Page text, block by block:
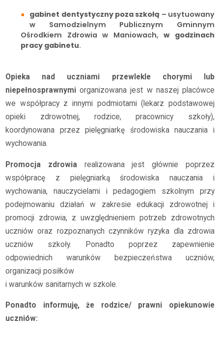
gabinet dentystyczny poza szkołą – usytuowany
w Samodzielnym Publicznym Gminnym
Ośrodkiem Zdrowia w Maniowach,w godzinach
pracy gabinetu.
Opieka nad uczniami przewlekle chorymi lub
niepełnosprawnymi organizowana jest w naszej placówce
we współpracy z innymi podmiotami (lekarz podstawowej
opieki zdrowotnej, rodzice, pracownicy szkoły),
koordynowana przez pielęgniarkę środowiska nauczania i
wychowania.
Promocja zdrowia realizowana jest głównie poprzez
współpracę z pielęgniarką środowiska nauczania i
wychowania, nauczycielami i pedagogiem szkolnym przy
podejmowaniu działań w zakresie edukacji zdrowotnej i
promocji zdrowia, z uwzględnieniem potrzeb zdrowotnych
uczniów oraz rozpoznanych czynników ryzyka dla zdrowia
uczniów szkoły. Ponadto poprzez zapewnienie
odpowiednich warunków bezpieczeństwa uczniów,
organizacji posiłków
i warunków sanitarnych w szkole.
Ponadto informuję, że rodzice/ prawni opiekunowie
uczniów: